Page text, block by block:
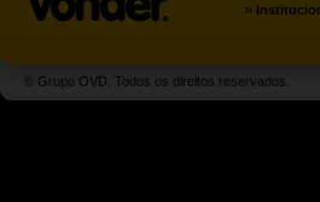
»
© Grupo OVD. Todos os direitos reservados.